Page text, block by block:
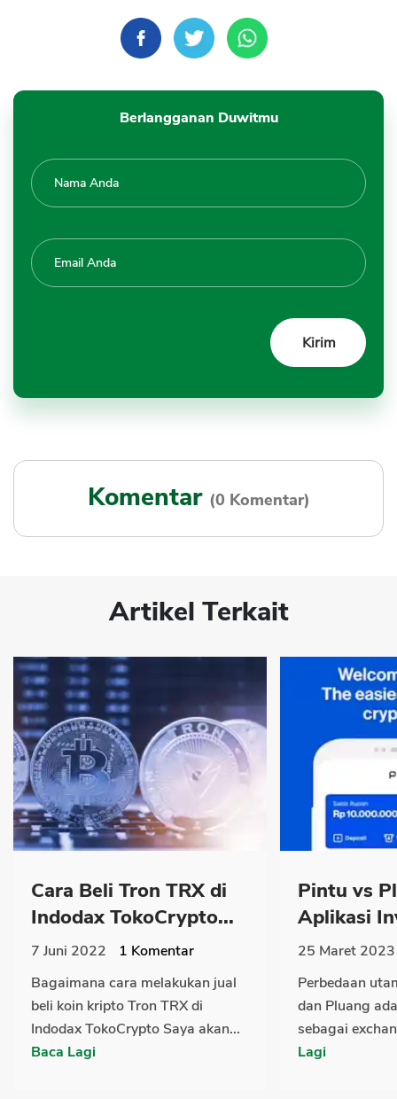
Berlangganan Duwitmu
Komentar (0 Komentar)
Artikel Terkait
Cara Beli Tron TRX di
Indodax TokoCrypto...
7 Juni 2022 1 Komentar
Bagaimana cara melakukan jual
beli koin kripto Tron TRX di
Indodax TokoCrypto Saya akan...
Baca Lagi
Pintu vs
Aplikasi
25 Maret 2023
Perbedaan
dan Pluang
sebagai
Lagi